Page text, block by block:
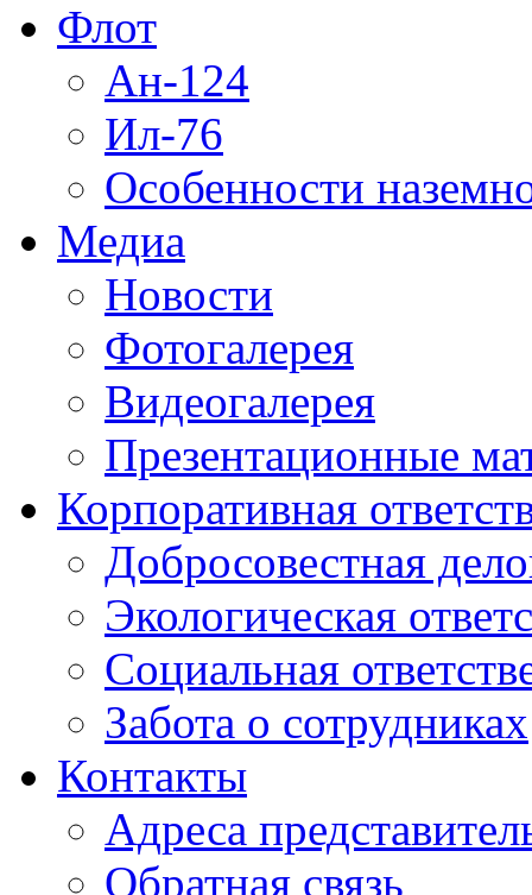
Флот
Ан-124
Ил-76
Особенности
Медиа
Новости
Фотогалерея
Видеогалерея
Презентационные
Корпоративная
Добросовестная
Экологическая
Социальная
Забота о сотрудниках
Контакты
Адреса
Обратная связь